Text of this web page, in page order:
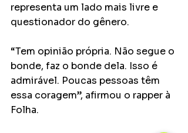
representa um lado mais livre e
questionador do gênero.
“Tem opinião própria. Não segue o
bonde, faz o bonde dela. Isso é
admirável. Poucas pessoas têm
essa coragem”, afirmou o rapper à
Folha.